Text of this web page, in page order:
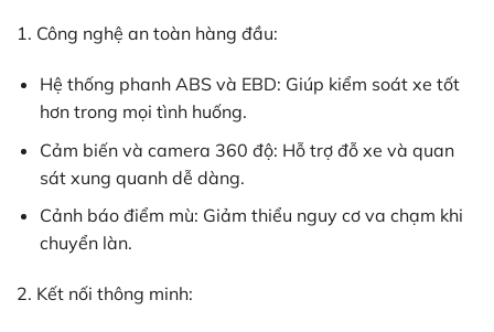
1. Công nghệ an toàn hàng đầu:
Hệ thống phanh ABS và EBD: Giúp kiểm soát xe tốt
hơn trong mọi tình huống.
Cảm biến và camera 360 độ: Hỗ trợ đỗ xe và quan
sát xung quanh dễ dàng.
Cảnh báo điểm mù: Giảm thiểu nguy cơ va chạm khi
chuyển làn.
2. Kết nối thông minh: